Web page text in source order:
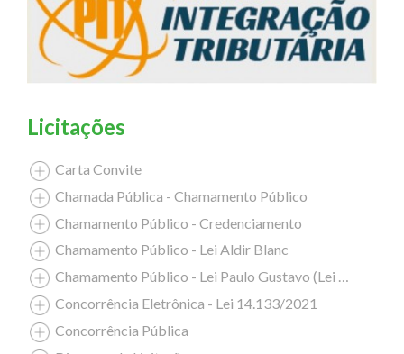
Licitações
Carta Convite
Chamada Pública - Chamamento Público
Chamamento Público - Credenciamento
Chamamento Público - Lei Aldir Blanc
Chamamento Público - Lei Paulo Gustavo (Lei Complementar nº 195/2022)
Concorrência Eletrônica - Lei 14.133/2021
Concorrência Pública